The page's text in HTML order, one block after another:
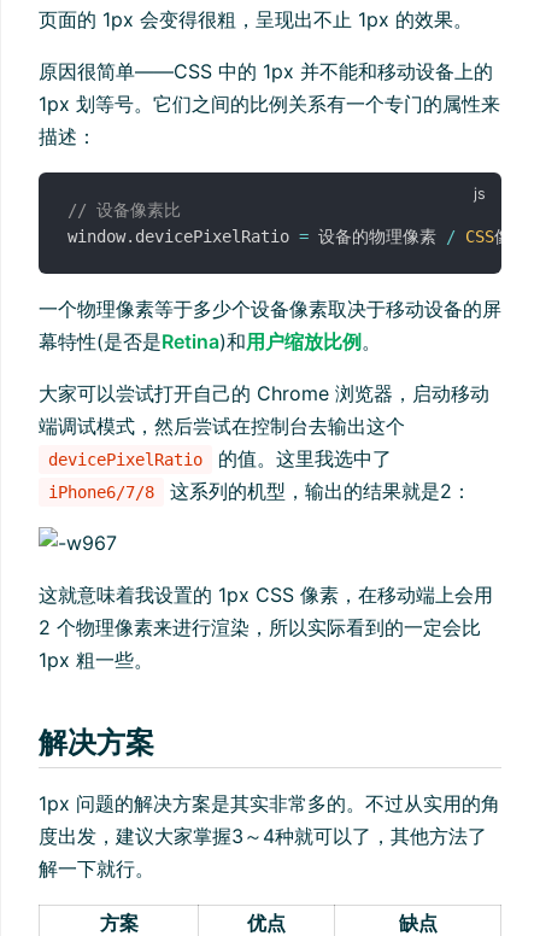
页面的 1px 会变得很粗，呈现出不止 1px 的效果。
原因很简单——CSS 中的 1px 并不能和移动设备上的
1px 划等号。它们之间的比例关系有一个专门的属性来
描述：
// 设备像素比
window. devicePixelRatio = 设备的物理像素 / CSS
一个物理像素等于多少个设备像素取决于移动设备的屏
幕特性(是否是Retina)和用户缩放比例。
大家可以尝试打开自己的 Chrome 浏览器，启动移动
端调试模式，然后尝试在控制台去输出这个
devicePixelRatio 的值。这里我选中了
iPhone6/7/8 这系列的机型，输出的结果就是2：
这就意味着我设置的 1px CSS 像素，在移动端上会用
2 个物理像素来进行渲染，所以实际看到的一定会比
1px 粗一些。
解决方案
1px 问题的解决方案是其实非常多的。不过从实用的角
度出发，建议大家掌握3～4种就可以了，其他方法了
解一下就行。
方案 优点 缺点